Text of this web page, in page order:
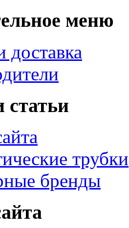
меню
доставка
статьи
трубки
бренды